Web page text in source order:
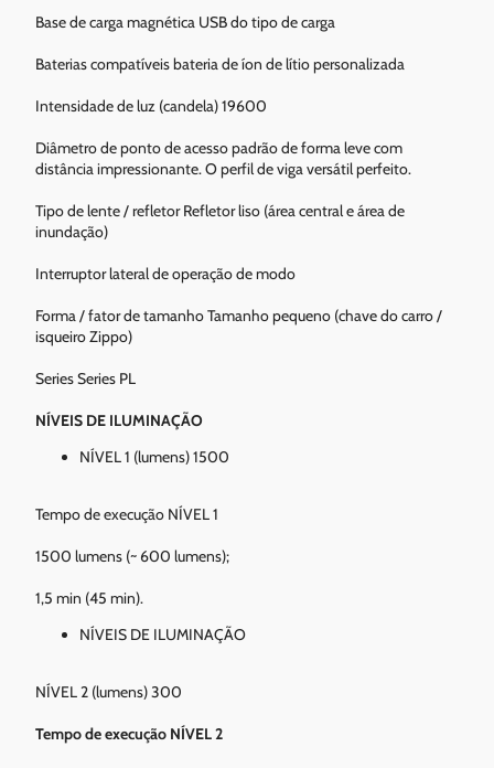
Base de carga magnética USB do tipo de carga
Baterias compatíveis bateria de íon de lítio personalizada
Intensidade de luz (candela) 19600
Diâmetro de ponto de acesso padrão de forma leve com
distância impressionante. O perfil de viga versátil perfeito.
Tipo de lente / refletor Refletor liso (área central e área de
inundação)
Interruptor lateral de operação de modo
Forma / fator de tamanho Tamanho pequeno (chave do carro /
isqueiro Zippo)
Series Series PL
NÍVEIS DE ILUMINAÇÃO
NÍVEL 1 (lumens) 1500
Tempo de execução NÍVEL 1
1500 lumens (~ 600 lumens);
1,5 min (45 min).
NÍVEIS DE ILUMINAÇÃO
NÍVEL 2 (lumens) 300
Tempo de execução NÍVEL 2